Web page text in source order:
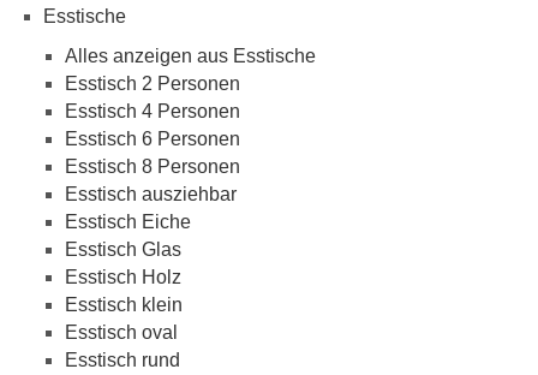
Esstische
Alles anzeigen aus Esstische
Esstisch 2 Personen
Esstisch 4 Personen
Esstisch 6 Personen
Esstisch 8 Personen
Esstisch ausziehbar
Esstisch Eiche
Esstisch Glas
Esstisch Holz
Esstisch klein
Esstisch oval
Esstisch rund